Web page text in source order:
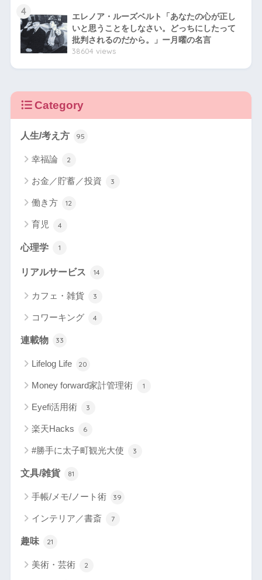
4
エレノア・ルーズベルト「あなたの心が正し
いと思うことをしなさい。どっちにしたって
批判されるのだから。」ー月曜の名言
38604 views
Category
人生/考え方 95
幸福論 2
お金／貯蓄／投資 3
働き方 12
育児 4
心理学 1
リアルサービス 14
カフェ・雑貨 3
コワーキング 4
連載物 33
Lifelog Life 20
Money forward家計管理術 1
Eyefi活用術 3
楽天Hacks 6
#勝手に太子町観光大使 3
文具/雑貨 81
手帳/メモ/ノート術 39
インテリア／書斎 7
趣味 21
美術・芸術 2